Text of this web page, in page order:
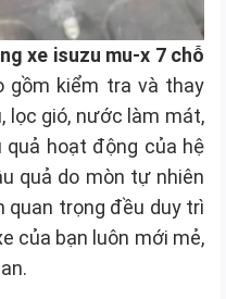
xe isuzu mu-x 7 chỗ
gồm kiểm tra và thay
lọc gió, nước làm mát,
quả hoạt động của hệ
quả do mòn tự nhiên
quan trọng đều duy trì
của bạn luôn mới mẻ,